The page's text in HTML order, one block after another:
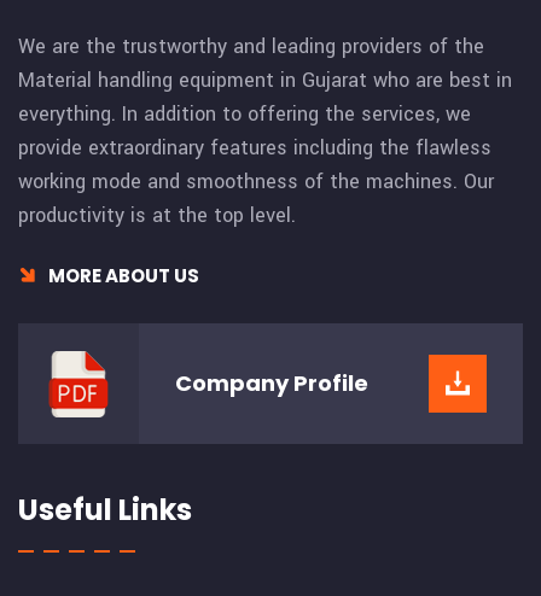
We are the trustworthy and leading providers of the
Material handling equipment in Gujarat who are best in
everything. In addition to offering the services, we
provide extraordinary features including the flawless
working mode and smoothness of the machines. Our
productivity is at the top level.
MORE ABOUT US
CompanyProfile
Useful Links